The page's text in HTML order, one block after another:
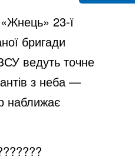
y
V
i
d
23-ї
бригади
ведуть точне
з неба —
наближає